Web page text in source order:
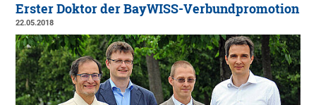
Erster Doktor der BayWISS-Verbundpromotion
22.05.2018